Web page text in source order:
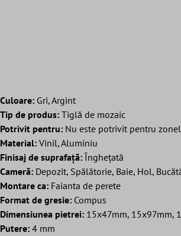
Culoare: Gri, Argint
Tip de produs: Tiglă de mozaic
Potrivit pentru: Nu este potrivit pentru
Material: Vinil, Aluminiu
Finisaj de suprafață: Înghețată
Cameră: Depozit, Spălătorie, Baie, Hol,
Montare ca: Faianta de perete
Format de gresie: Compus
Dimensiunea pietrei: 15x47mm, 15x97mm,
Putere: 4 mm